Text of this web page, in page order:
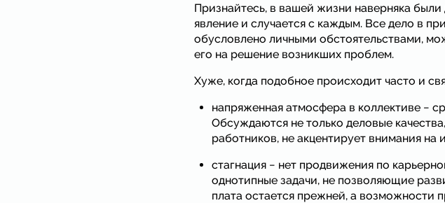
Признайтесь, в вашей жизни наверняка
явление и случается с каждым. Все дело в
обусловлено личными обстоятельствами,
его на решение возникших проблем.
Хуже, когда подобное происходит часто и
напряженная атмосфера в коллективе −
Обсуждаются не только деловые
работников, не акцентирует внимания на
стагнация − нет продвижения по
однотипные задачи, не позволяющие
плата остается прежней, а возможности